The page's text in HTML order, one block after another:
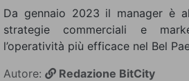
Da gennaio 2023 il manager è
strategie commerciali e
l’operatività più efficace nel Bel
Autore:
Redazione BitCity